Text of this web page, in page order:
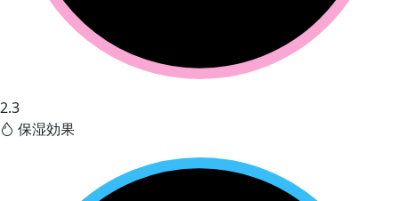
2.3
保湿効果